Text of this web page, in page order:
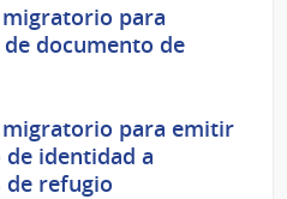
para
documento de
para emitir
identidad a
refugio